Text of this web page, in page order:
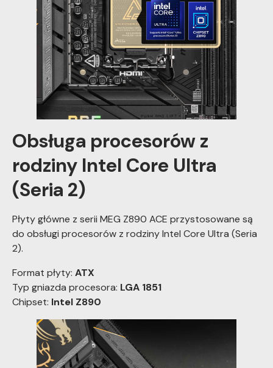
Obsługa procesorów z
rodziny Intel Core Ultra
(Seria 2)
Płyty główne z serii MEG Z890 ACE przystosowane są
do obsługi procesorów z rodziny Intel Core Ultra (Seria
2).
Format płyty: ATX
Typ gniazda procesora: LGA 1851
Chipset: Intel Z890